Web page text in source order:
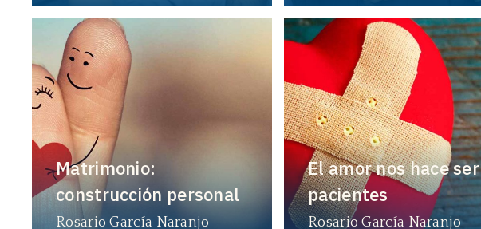
Matrimonio:
construcción personal
Rosario García Naranjo
El amor nos hace ser
pacientes
Rosario García Naranjo